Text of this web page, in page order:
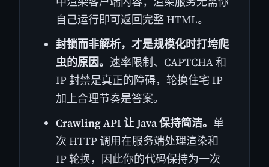
自己运行即可返回完整 HTML。
封锁而非解析，才是规模化时打垮爬
虫的原因。 速率限制、CAPTCHA 和
IP 封禁是真正的障碍，轮换住宅 IP
加上合理节奏是答案。
Crawling API 让 Java 保持简洁。 单
次 HTTP 调用在服务端处理渲染和
IP 轮换，因此你的代码保持为一次